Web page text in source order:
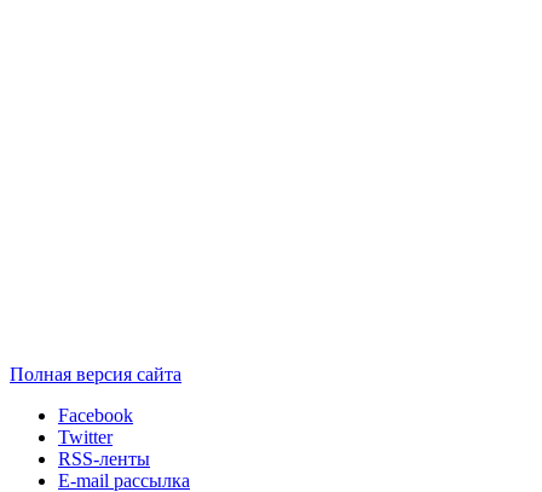
Полная версия сайта
Facebook
Twitter
RSS-ленты
E-mail рассылка